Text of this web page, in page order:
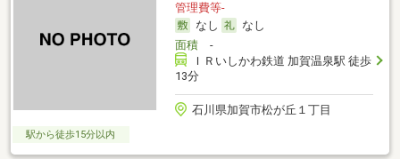
管理費等-
なし
なし
面積-
ＩＲいしかわ鉄道 加賀温泉駅 徒歩
13分
石川県加賀市松が丘１丁目
駅から徒歩15分以内